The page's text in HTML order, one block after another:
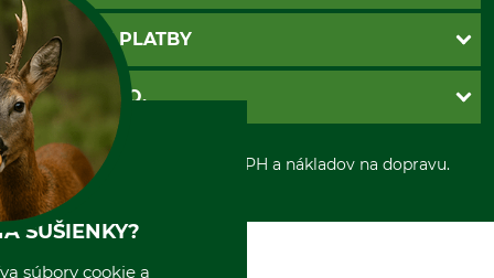
Newsletter
Nastavenia súborov cookie
Povinné údaje
Obchodné podmienky
Ochrana osobnych udajov
Otváracie hodiny
Zrušenie objednávky
SPÔSOBY PLATBY
Dobierka
Platba vopred
Sepa-inkaso
Osobný odber
GRUBE S.R.O.
O nás
Predajňa
Kolektív GRUBE
Naše pobočky v Európe
*Všetky ceny sú vrátane DPH a nákladov na dopravu.
SUŠIENKY?
súbory cookie a